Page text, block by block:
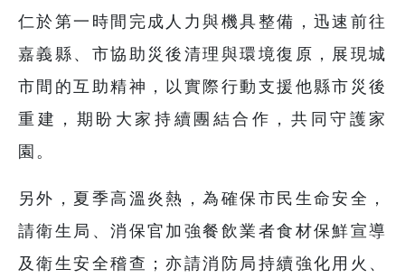
仁於第一時間完成人力與機具整備，迅速前往
嘉義縣、市協助災後清理與環境復原，展現城
市間的互助精神，以實際行動支援他縣市災後
重建，期盼大家持續團結合作，共同守護家
園。
另外，夏季高溫炎熱，為確保市民生命安全，
請衛生局、消保官加強餐飲業者食材保鮮宣導
及衛生安全稽查；亦請消防局持續強化用火、